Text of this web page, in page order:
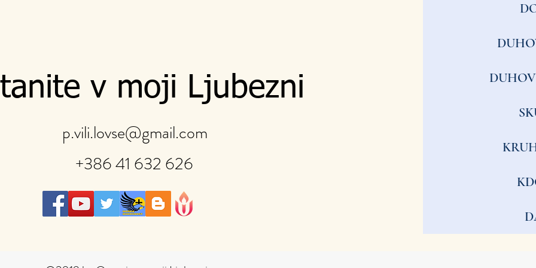
v moji Ljubezni
p.vili.lovse@gmail.com
+386 41 632 626